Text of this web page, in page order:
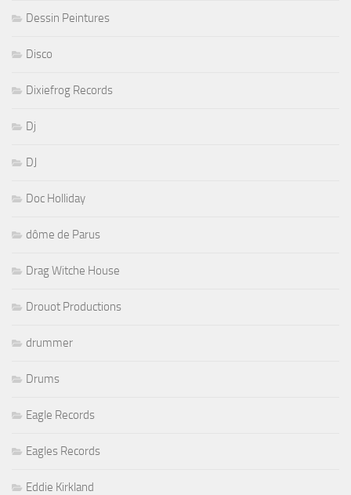
Dessin Peintures
Disco
Dixiefrog Records
Dj
DJ
Doc Holliday
dôme de Parus
Drag Witche House
Drouot Productions
drummer
Drums
Eagle Records
Eagles Records
Eddie Kirkland